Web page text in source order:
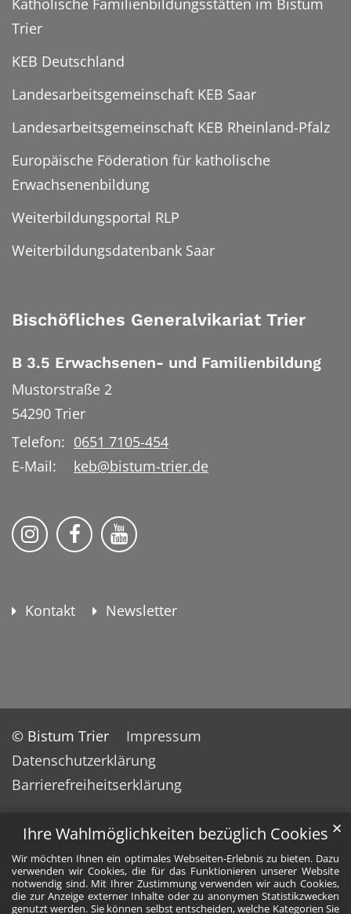
Ihre Wahlmöglichkeiten bezüglich Cookies
Wir möchten Ihnen ein optimales Webseiten-Erlebnis zu bieten. Dazu
verwenden wir Cookies, die für das Funktionieren unserer Website
notwendig sind. Mit Ihrer Zustimmung verwenden wir auch Cookies,
die zur Anzeige externer Inhalte oder zu anonymen Statistikzwecken
genutzt werden. Sie können selbst entscheiden, welche Kategorien Sie
✕
Katholische Familienbildungsstätten im Bistum
Trier
KEB Deutschland
Landesarbeitsgemeinschaft KEB Saar
Landesarbeitsgemeinschaft KEB Rheinland-Pfalz
Europäische Föderation für katholische
Erwachsenenbildung
Weiterbildungsportal RLP
Weiterbildungsdatenbank Saar
Bischöfliches Generalvikariat Trier
B 3.5 Erwachsenen- und Familienbildung
Mustorstraße 2
54290 Trier
Telefon: 0651 7105-454
E-Mail:
keb@bistum-trier.de
KEB Bildung Leben auf Instagram
KEB Bildung Leben auf Facebook
KEB Bildung Leben auf
Kontakt Newsletter
© Bistum Trier
Impressum
Datenschutzerklärung
Barrierefreiheitserklärung